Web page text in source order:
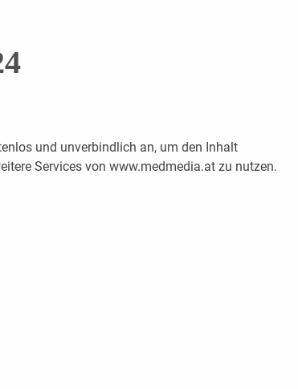
und unverbindlich an, um den Inhalt
Services von www.medmedia.at zu nutzen.